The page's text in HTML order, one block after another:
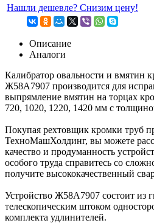
Нашли дешевле? Снизим цену!
Описание
Аналоги
Калибратор овальности и вмятин
Ж58А7907 производится для
выпрямление вмятин на торцах
720, 1020, 1220, 1420 мм с
Покупая рехтовщик кромки труб
ТехноМашХолдинг, вы можете
качество и продуманность
особого труда справитесь со
получите высококачественный
Устройство Ж58А7907 состоит из
телескопическим штоком
комплекта удлинителей.